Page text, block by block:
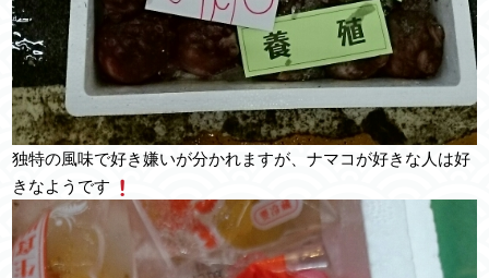
独特の風味で好き嫌いが分かれますが、ナマコが好きな人は好
きなようです